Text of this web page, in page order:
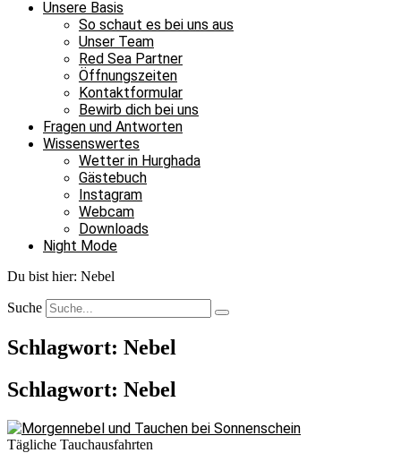
Unsere Basis
So schaut es bei uns aus
Unser Team
Red Sea Partner
Öffnungszeiten
Kontaktformular
Bewirb dich bei uns
Fragen und Antworten
Wissenswertes
Wetter in Hurghada
Gästebuch
Instagram
Webcam
Downloads
Night Mode
Du bist hier: Nebel
Suche
Schlagwort: Nebel
Schlagwort: Nebel
Tägliche Tauchausfahrten